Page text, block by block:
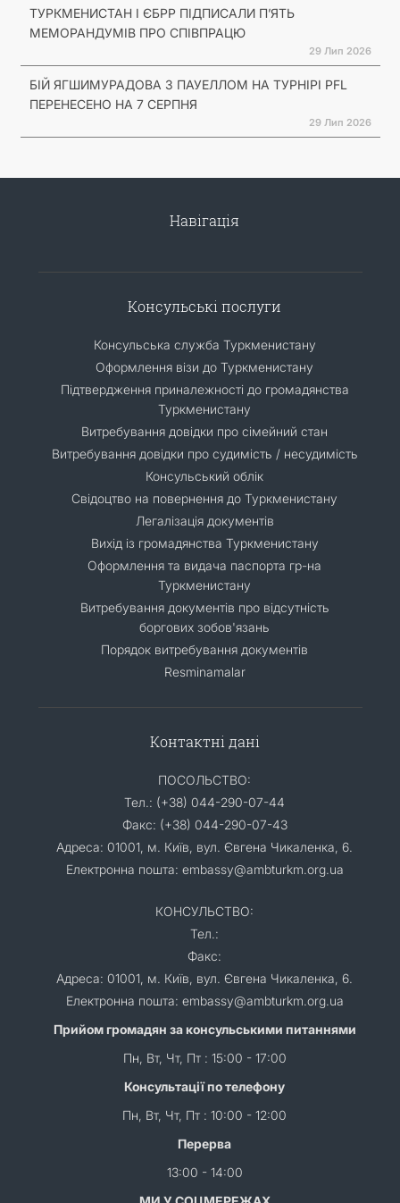
ТУРКМЕНИСТАН І ЄБРР ПІДПИСАЛИ П’ЯТЬ
МЕМОРАНДУМІВ ПРО СПІВПРАЦЮ
29 Лип 2026
БІЙ ЯГШИМУРАДОВА З ПАУЕЛЛОМ НА ТУРНІРІ PFL
ПЕРЕНЕСЕНО НА 7 СЕРПНЯ
29 Лип 2026
Навігація
Консульські послуги
Консульська служба Туркменистану
Оформлення візи до Туркменистану
Підтвердження приналежності до громадянства
Туркменистану
Витребування довідки про сімейний стан
Витребування довідки про судимість / несудимість
Консульський облік
Свідоцтво на повернення до Туркменистану
Легалізація документів
Вихід із громадянства Туркменистану
Оформлення та видача паспорта гр-на
Туркменистану
Витребування документів про відсутність
боргових зобов'язань
Порядок витребування документів
Resminamalar
Контактні дані
ПОСОЛЬСТВО:
Тел.: (+38) 044-290-07-44
Факс: (+38) 044-290-07-43
Адреса: 01001, м. Київ, вул. Євгена Чикаленка, 6.
Електронна пошта: embassy@ambturkm.org.ua
КОНСУЛЬСТВО:
Тел.:
Факс:
Адреса: 01001, м. Київ, вул. Євгена Чикаленка, 6.
Електронна пошта: embassy@ambturkm.org.ua
Прийом громадян за консульськими питаннями
Пн, Вт, Чт, Пт : 15:00 - 17:00
Консультації по телефону
Пн, Вт, Чт, Пт : 10:00 - 12:00
Перерва
13:00 - 14:00